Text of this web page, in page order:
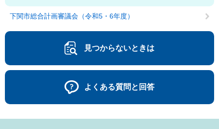
下関市総合計画審議会（令和5・6年度）
見つからないときは
よくある質問と回答